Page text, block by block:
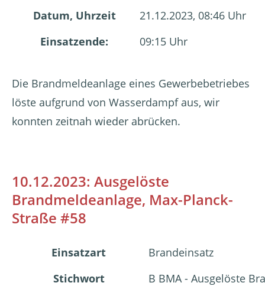
Datum, Uhrzeit
21.12.2023, 08:46 Uhr
Einsatzende:
09:15 Uhr
Die Brandmeldeanlage eines Gewerbebetriebes
löste aufgrund von Wasserdampf aus, wir
konnten zeitnah wieder abrücken.
10.12.2023: Ausgelöste
Brandmeldeanlage, Max-Planck-
Straße #58
Einsatzart
Brandeinsatz
Stichwort
B BMA - Ausgelöste